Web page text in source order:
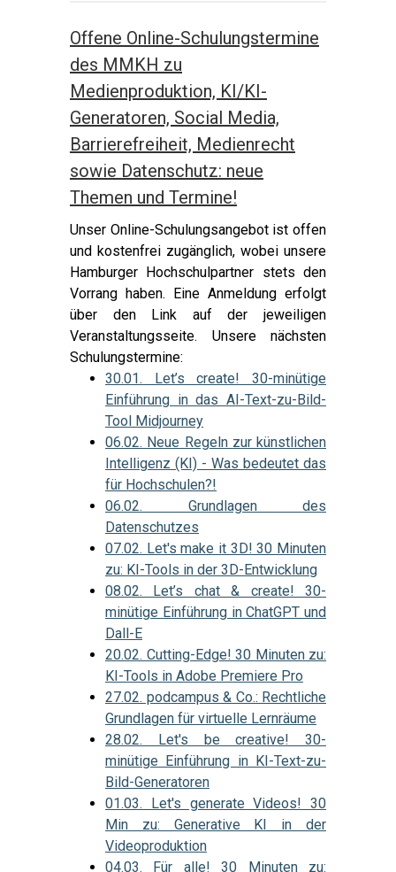
Offene Online-Schulungstermine
des MMKH zu
Medienproduktion, KI/KI-
Generatoren, Social Media,
Barrierefreiheit, Medienrecht
sowie Datenschutz: neue
Themen und Termine!
Unser Online-Schulungsangebot ist offen
und kostenfrei zugänglich, wobei unsere
Hamburger Hochschulpartner stets den
Vorrang haben. Eine Anmeldung erfolgt
über den Link auf der jeweiligen
Veranstaltungsseite. Unsere nächsten
Schulungstermine:
30.01. Let’s create! 30-minütige
Einführung in das AI-Text-zu-Bild-
Tool Midjourney
06.02. Neue Regeln zur künstlichen
Intelligenz (KI) - Was bedeutet das
für Hochschulen?!
06.02. Grundlagen des
Datenschutzes
07.02. Let's make it 3D! 30 Minuten
zu: KI-Tools in der 3D-Entwicklung
08.02. Let’s chat & create! 30-
minütige Einführung in ChatGPT und
Dall-E
20.02. Cutting-Edge! 30 Minuten zu:
KI-Tools in Adobe Premiere Pro
27.02. podcampus & Co.: Rechtliche
Grundlagen für virtuelle Lernräume
28.02. Let's be creative! 30-
minütige Einführung in KI-Text-zu-
Bild-Generatoren
01.03. Let's generate Videos! 30
Min zu: Generative KI in der
Videoproduktion
04.03. Für alle! 30 Minuten zu: